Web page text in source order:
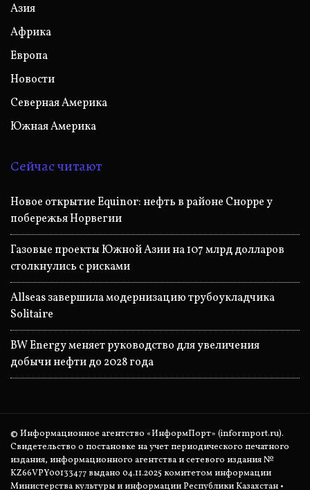
Азия
Африка
Европа
Новости
Северная Америка
Южная Америка
Сейчас читают
Новое открытие Equinor: нефть в районе Снорре у
побережья Норвегии
Газовые проекты Южной Азии на 107 млрд долларов
столкнулись с рисками
Allseas завершила модернизацию трубоукладчика
Solitaire
BW Energy меняет руководство для увеличения
добычи нефти до 2028 года
© Информационное агентство «ИнформПорт» (informport.ru).
Свидетельство о постановке на учет периодического печатного
издания, информационного агентства и сетевого издания №
KZ66VPY00133477 выдано 04.11.2025 комитетом информации
Министерства культуры и информации Республики Казахстан •